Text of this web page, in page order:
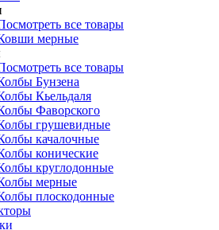
все товары
мерные
все товары
Бунзена
Кьельдаля
Фаворского
грушевидные
качалочные
конические
круглодонные
мерные
плоскодонные